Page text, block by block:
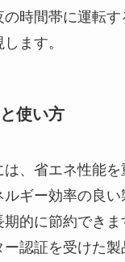
の時間帯に運転
ます。
使い方
は、省エネ性能
ギー効率の良い
的に節約できま
ー認証を受けた